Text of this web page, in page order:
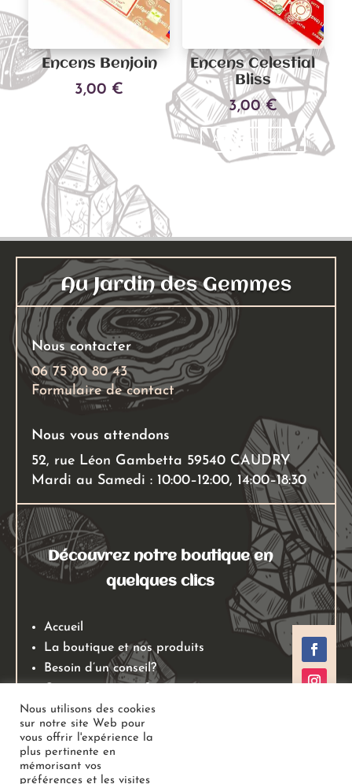
Encens Benjoin
3,00 €
Encens Celestial
Bliss
3,00€
Ajouter au panier
Au Jardin des Gemmes
Nous contacter
06 75 80 80 43
Formulaire de contact
Nous vous attendons
52, rue Léon Gambetta 59540 CAUDRY
Mardi au Samedi : 10:00–12:00, 14:00–18:30
Découvrez notre boutique en
quelques clics
Accueil
La boutique et nos produits
Besoin d’un conseil?
Mentions légales
Conditions générales de ventes
Politiques de retours
Politique de confidentialité
Nous utilisons des cookies
sur notre site Web pour
vous offrir l'expérience la
plus pertinente en
mémorisant vos
préférences et les visites